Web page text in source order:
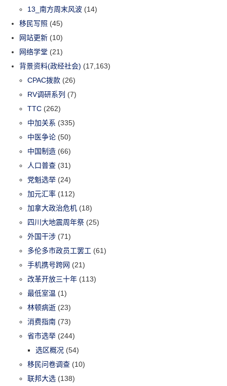
13_南方周末风波 (14)
移民写照 (45)
网站更新 (10)
网络学堂 (21)
背景资料(政经社会) (17,163)
CPAC拨款 (26)
RV调研系列 (7)
TTC (262)
中加关系 (335)
中医争论 (50)
中国制造 (66)
人口普查 (31)
党魁选举 (24)
加元汇率 (112)
加拿大政治危机 (18)
四川大地震周年祭 (25)
外国干涉 (71)
多伦多市政员工罢工 (61)
手机携号跨网 (21)
改革开放三十年 (113)
最低室温 (1)
林顿病逝 (23)
消费指南 (73)
省市选举 (244)
选区概况 (54)
移民问卷调查 (10)
联邦大选 (138)